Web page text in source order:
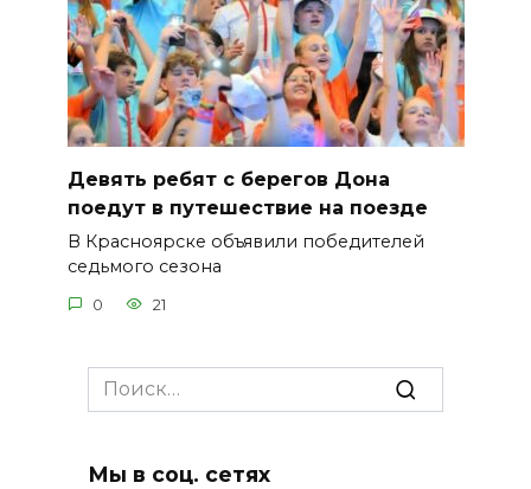
Девять ребят с берегов Дона
поедут в путешествие на поезде
В Красноярске объявили победителей
седьмого сезона
0 21
Search
for:
Мы в соц. сетях